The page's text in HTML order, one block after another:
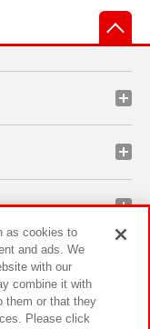
as cookies to
and ads. We
with our
combine it with
them or that they
Please click